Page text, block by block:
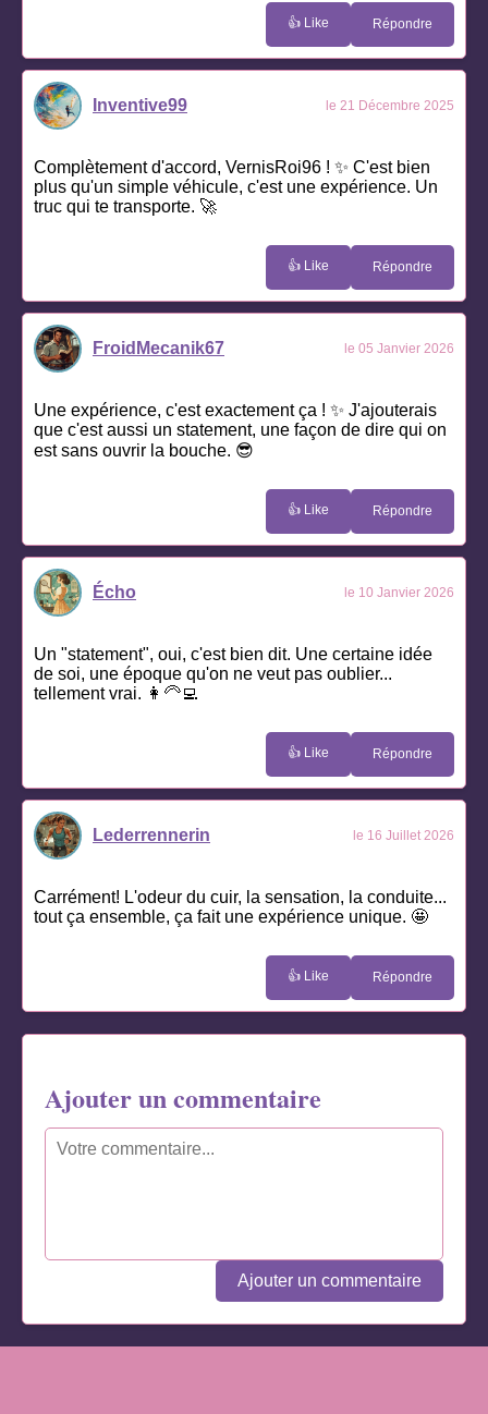
👍 Like Répondre
Inventive99 le 21 Décembre 2025
Complètement d'accord, VernisRoi96 ! ✨ C'est bien
plus qu'un simple véhicule, c'est une expérience. Un
truc qui te transporte. 🚀
👍 Like Répondre
FroidMecanik67 le 05 Janvier 2026
Une expérience, c'est exactement ça ! ✨ J'ajouterais
que c'est aussi un statement, une façon de dire qui on
est sans ouvrir la bouche. 😎
👍 Like Répondre
Écho le 10 Janvier 2026
Un "statement", oui, c'est bien dit. Une certaine idée
de soi, une époque qu'on ne veut pas oublier...
tellement vrai. 👩‍🦳‍💻
👍 Like Répondre
Lederrennerin le 16 Juillet 2026
Carrément! L'odeur du cuir, la sensation, la conduite...
tout ça ensemble, ça fait une expérience unique. 🤩
👍 Like Répondre
Ajouter un commentaire
Ajouter un commentaire